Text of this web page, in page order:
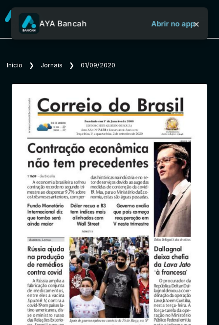
Sobre o Aya Bancah
Início
Revistas
Notícias
Entrar
AYA Bancah Abrir no app×
Início ❯ Jornais ❯ 01/09/2020